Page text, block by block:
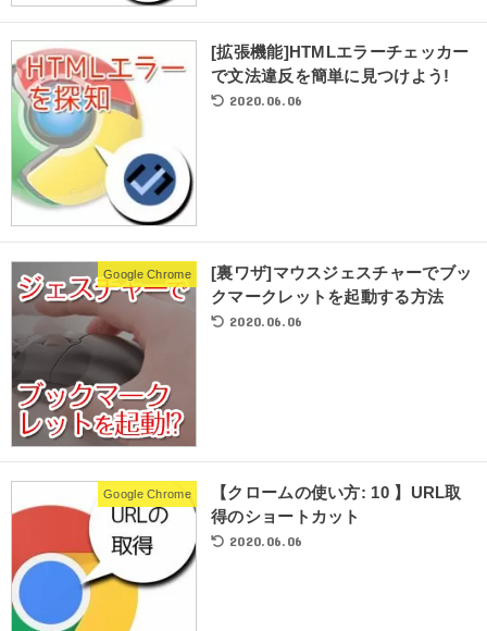
[拡張機能]HTMLエラーチェッカー
で文法違反を簡単に見つけよう!
2020.06.06
Google Chrome
[裏ワザ]マウスジェスチャーでブッ
クマークレットを起動する方法
2020.06.06
Google Chrome
【クロームの使い方: 10 】URL取
得のショートカット
2020.06.06